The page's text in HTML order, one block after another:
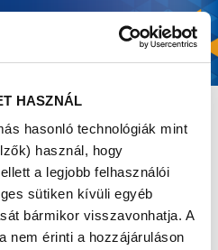
HASZNÁL
hasonló technológiák mint
használ, hogy
a legjobb felhasználói
sütiken kívüli egyéb
bármikor visszavonhatja. A
nem érinti a hozzájáruláson
a Richter Egészségváros
ismert tévéssel Nagykőrösön
az eseményre
fontosságáról is